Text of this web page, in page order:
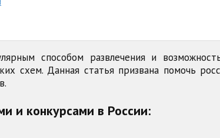
способом развлечения и
схем. Данная статья призвана помочь
и конкурсами в России: